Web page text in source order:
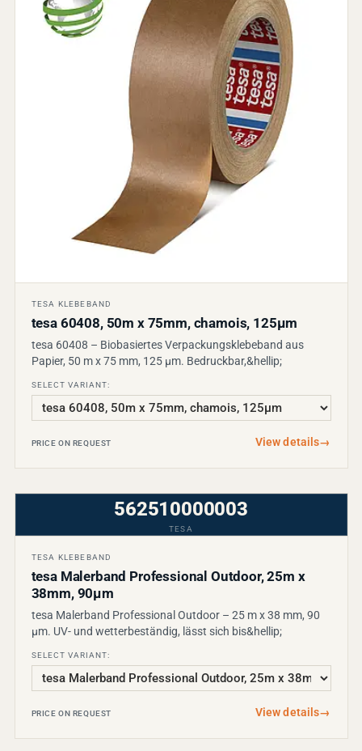
TESA KLEBEBAND
tesa 60408, 50m x 75mm, chamois, 125µm
tesa 60408 – Biobasiertes Verpackungsklebeband aus
Papier, 50 m x 75 mm, 125 µm. Bedruckbar,&hellip;
SELECT VARIANT:
PRICE ON REQUEST View details→
562510000003
TESA
TESA KLEBEBAND
tesa Malerband Professional Outdoor, 25m x
38mm, 90µm
tesa Malerband Professional Outdoor – 25 m x 38 mm, 90
µm. UV- und wetterbeständig, lässt sich bis&hellip;
SELECT VARIANT:
PRICE ON REQUEST View details→